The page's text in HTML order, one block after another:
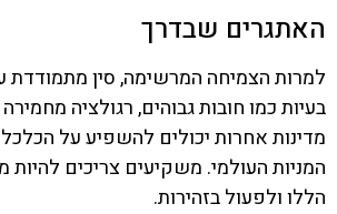
האתגרים שבדרך
למרות הצמיחה המרשימה, סין מתמודדת
בעיות כמו חובות גבוהים, רגולציה
מדינות אחרות יכולים להשפיע על
המניות העולמי. משקיעים צריכים להיות
הללו ולפעול בזהירות.